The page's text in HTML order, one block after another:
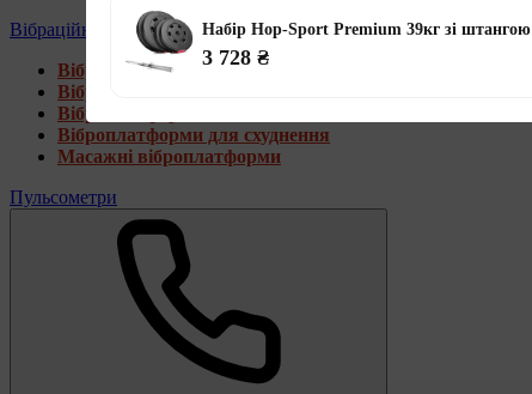
Вібраційні платформи
Віброплатформи для дому
Віброплатформи 4D
Віброплатформи 3D
Віброплатформи для схуднення
Масажні віброплатформи
Пульсометри
Набір Hop-Sport Premium 39кг зі штангою
3 728 ₴